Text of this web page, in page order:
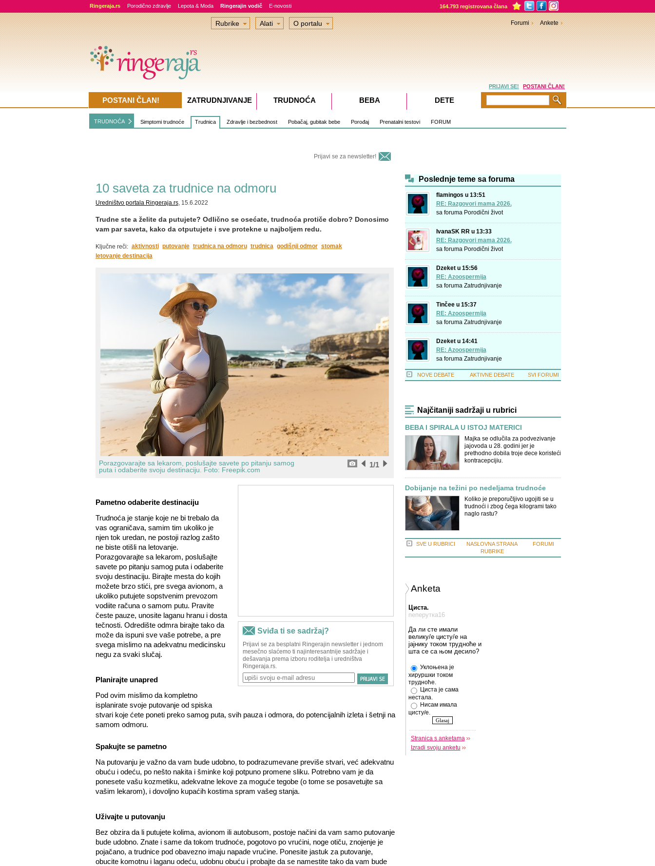
Ringeraja.rs Porodično zdravlje Lepota & Moda Ringerajin vodič E-novosti 164.793 registrovana člana
TRUDNOĆA Simptomi trudnoće Trudnica Zdravlje i bezbednost Pobačaj, gubitak bebe Porođaj Prenatalni testovi FORUM
Prijavi se za newsletter!
10 saveta za trudnice na odmoru
Uredništvo portala Ringeraja.rs, 15.6.2022
Trudne ste a želite da putujete? Odlično se osećate, trudnoća protiče dobro? Donosimo
vam par saveta, kako da otputujete i sve protekne u najboljem redu.
Ključne reči: aktivnosti putovanje trudnica na odmoru trudnica godišnji odmor stomak
letovanje destinacija
Porazgovarajte sa lekarom, poslušajte savete po pitanju samog
puta i odaberite svoju destinaciju. Foto: Freepik.com
/1
1
Pametno odaberite destinaciju
Trudnoća je stanje koje ne bi trebalo da
vas ograničava, samim tim ukoliko je
njen tok uredan, ne postoji razlog zašto
ne biste otišli na letovanje.
Porazgovarajte sa lekarom, poslušajte
savete po pitanju samog puta i odaberite
svoju destinaciju. Birajte mesta do kojih
možete brzo stići, pre svega avionom, a
ukoliko putujete sopstvenim prevozom
vodiite računa o samom putu. Pravite
česte pauze, unosite laganu hranu i dosta
tečnosti. Odredište odmra birajte tako da
može da ispuni sve vaše potrebe, a pre
svega mislimo na adekvatnu medicinsku
negu za svaki slučaj.
Planirajte unapred
Pod ovim mislimo da kompletno
isplanirate svoje putovanje od spiska
stvari koje ćete poneti preko samog puta, svih pauza i odmora, do potencijalnih izleta i šetnji na
samom odmoru.
Spakujte se pametno
Na putovanju je važno da vam bude udobno, to podrazumevane previše stvari, već adekvatnu
obuću i odeću, po nešto nakita i šminke koji potpuno promene sliku. Potrebno vam je da
ponesete vašu kozmetiku, adekvatne lekove za moguće tegobe (o tome se posavetujte sa
vašim lekarom), i dovoljno kupaćih kostima spram vašeg stanja.
Uživajte u putovanju
Bez obzira da li putujete kolima, avionom ili autobusom, postoje načini da vam samo putovanje
bude udobno. Znate i same da tokom trudnoće, pogotovo po vrućini, noge otiču, znojenje je
pojačano, a trudnice pod obavezno imaju napade vrućine. Ponesite jastuk za putovanje,
obucite komotnu i laganu odeću, udobnu obuću i probajte da se namestite tako da vam bude
Poslednje teme sa foruma
flamingos u 13:51
RE: Razgovori mama 2026.
sa foruma Porodični život
IvanaSK RR u 13:33
RE: Razgovori mama 2026.
sa foruma Porodični život
Dzeket u 15:56
RE: Azoospermija
sa foruma Zatrudnjivanje
Tinčee u 15:37
RE: Azoospermija
sa foruma Zatrudnjivanje
Dzeket u 14:41
RE: Azoospermija
sa foruma Zatrudnjivanje
NOVE DEBATE AKTIVNE DEBATE SVI FORUMI
Najčitaniji sadržaji u rubrici
BEBA I SPIRALA U ISTOJ MATERICI
Majka se odlučila za podvezivanje
jajovoda u 28. godini jer je
prethodno dobila troje dece koristeći
kontracepcijiu.
Dobijanje na težini po nedeljama trudnoće
Koliko je preporučljivo ugojiti se u
trudnoći i zbog čega kilogrami tako
naglo rastu?
SVE U RUBRICI
NASLOVNA STRANA
RUBRIKE
FORUMI
Anketa
Циста.
пеперутка16
Да ли сте имали
велику/е цисту/е на
јајнику током трудноће и
шта се са њом десило?
Уклоњена је
хируршки током
трудноће.
Циста је сама
нестала.
Нисам имала
цисту/е.
Stranica s anketama
Izradi svoju anketu
Rubrike Alati O portalu Forumi Ankete
PRIJAVI SE! POSTANI ČLAN!
POSTANI ČLAN! ZATRUDNJIVANJE TRUDNOĆA BEBA DETE